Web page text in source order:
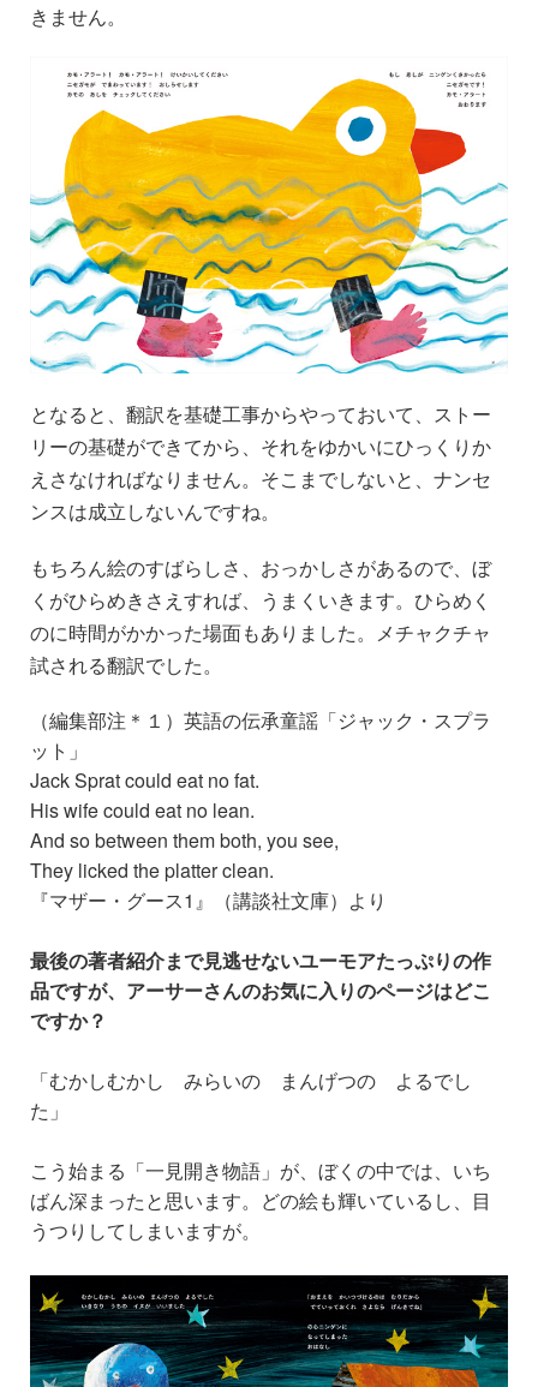
きません。
となると、翻訳を基礎工事からやっておいて、ストー
リーの基礎ができてから、それをゆかいにひっくりか
えさなければなりません。そこまでしないと、ナンセ
ンスは成立しないんですね。
もちろん絵のすばらしさ、おっかしさがあるので、ぼ
くがひらめきさえすれば、うまくいきます。ひらめく
のに時間がかかった場面もありました。メチャクチャ
試される翻訳でした。
（編集部注＊１）英語の伝承童謡「ジャック・スプラ
ット」
Jack Sprat could eat no fat.
His wife could eat no lean.
And so between them both, you see,
They licked the platter clean.
『マザー・グース1』（講談社文庫）より
最後の著者紹介まで見逃せないユーモアたっぷりの作
品ですが、アーサーさんのお気に入りのページはどこ
ですか？
「むかしむかし みらいの まんげつの よるでし
た」
こう始まる「一見開き物語」が、ぼくの中では、いち
ばん深まったと思います。どの絵も輝いているし、目
うつりしてしまいますが。